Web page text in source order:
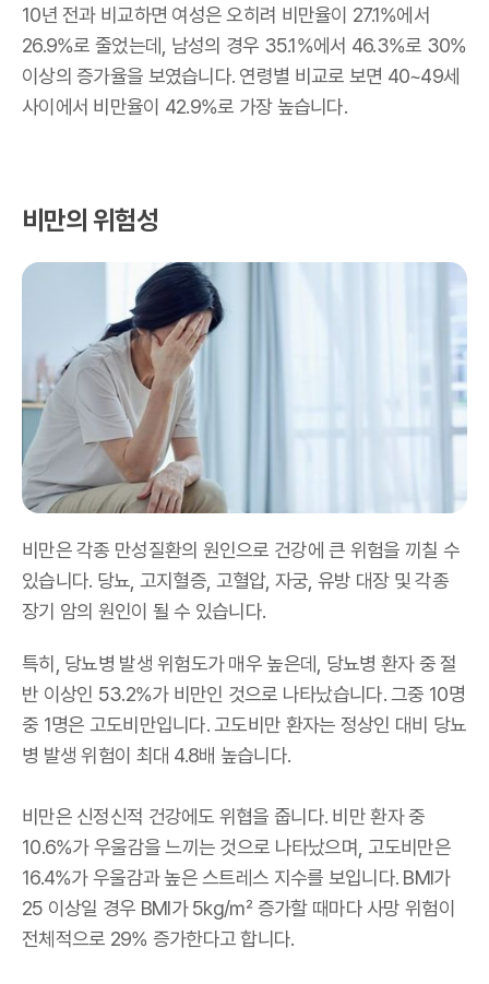
10년 전과 비교하면 여성은 오히려 비만율이 27.1%에서
26.9%로 줄었는데 , 남성의 경우 35.1%에서 46.3%로 30%
이상의 증가율을 보였습니다. 연령별 비교로 보면 40~49세
사이에서 비만율이 42.9%로 가장 높습니다.
비만의 위험성
비만은 각종 만성질환의 원인으로 건강에 큰 위험을 끼칠 수
있습니다. 당뇨 고지혈증, 고혈압, 자궁 ,유방 대장 및 각종
장기 암의 원인이 될 수 있습니다.
특히 당뇨병 발생 위험도가 매우 높은데 당뇨병 환자 중 절
반 이상인 53.2%가 비만인 것으로 나타났습니다.그중 10명
중 1명은 고도비만입니다.고도비만 환자는 정상인 대비 당뇨
병 발생 위험이 최대 4.8배 높습니다.
비만은 신정신적 건강에도 위협을 줍니다. 비만 환자 중
10.6%가 우울감을 느끼는 것으로 나타났으며 고도비만은
16.4%가 우울감과 높은 스트레스 지수를 보입니다. BMI가
25 이상일 경우 BMI가5kg/㎡ 증가할 때마다 사망 위험이
전체적으로 29% 증가한다고 합니다.